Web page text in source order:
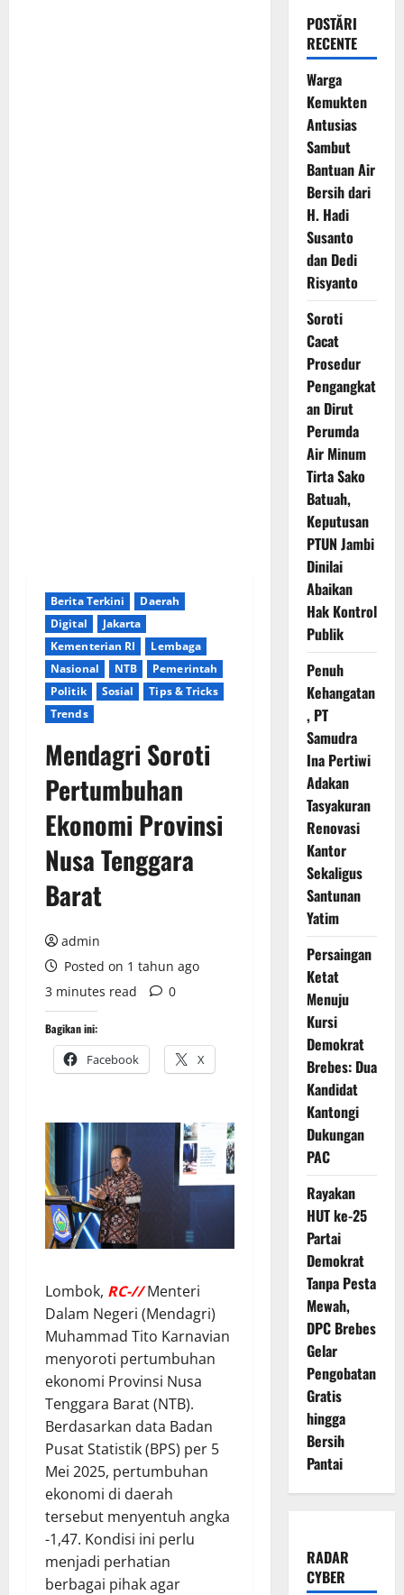
Berita Terkini
Daerah
Digital
Jakarta
Kementerian RI
Lembaga
Nasional
NTB
Pemerintah
Politik
Sosial
Tips & Tricks
Trends
Mendagri Soroti
Pertumbuhan
Ekonomi Provinsi
Nusa Tenggara
Barat
admin
Posted on 1 tahun ago
3 minutes read
0
Bagikan ini:
Facebook X
Lombok, RC-//Menteri
Dalam Negeri (Mendagri)
Muhammad Tito Karnavian
menyoroti pertumbuhan
ekonomi Provinsi Nusa
Tenggara Barat (NTB).
Berdasarkan data Badan
Pusat Statistik (BPS) per 5
Mei 2025, pertumbuhan
ekonomi di daerah
tersebut menyentuh angka
-1,47. Kondisi ini perlu
menjadi perhatian
berbagai pihak agar
POSTĂRI
RECENTE
Warga
Kemukten
Antusias
Sambut
Bantuan Air
Bersih dari
H. Hadi
Susanto
dan Dedi
Risyanto
Soroti
Cacat
Prosedur
Pengangkat
an Dirut
Perumda
Air Minum
Tirta Sako
Batuah,
Keputusan
PTUN Jambi
Dinilai
Abaikan
Hak Kontrol
Publik
Penuh
Kehangatan
, PT
Samudra
Ina Pertiwi
Adakan
Tasyakuran
Renovasi
Kantor
Sekaligus
Santunan
Yatim
Persaingan
Ketat
Menuju
Kursi
Demokrat
Brebes: Dua
Kandidat
Kantongi
Dukungan
PAC
Rayakan
HUT ke-25
Partai
Demokrat
Tanpa Pesta
Mewah,
DPC Brebes
Gelar
Pengobatan
Gratis
hingga
Bersih
Pantai
RADAR
CYBER